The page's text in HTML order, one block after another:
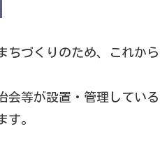
ちづくりのため、これか
会等が設置・管理してい
す。